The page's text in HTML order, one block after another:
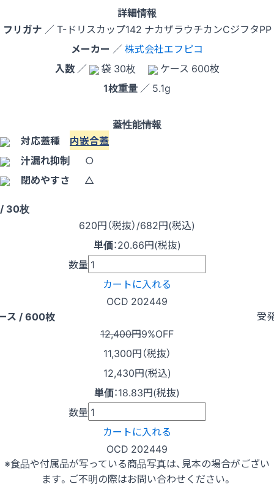
詳細情報
フリガナ ／ T-ドリスカップ142 ナカザラウチカンCジフタPP
メーカー ／株式会社エフピコ
入数／ 袋 30枚
ケース 600枚
1枚重量 ／ 5.1g
蓋性能情報
対応蓋種 内嵌合蓋
汁漏れ抑制
○
閉めやすさ
△
30枚
620円（税抜）/682円(税込)
単価：20.66円(税抜)
数量
カートに入れる
OCD 202449
ス / 600枚
受
12,400円9%OFF
11,300円（税抜）
12,430円(税込)
単価：18.83円(税抜)
数量
カートに入れる
OCD 202449
※食品や付属品が写っている商品写真は、見本の場合がござい
ます。ご不明の際はお問い合わせください。